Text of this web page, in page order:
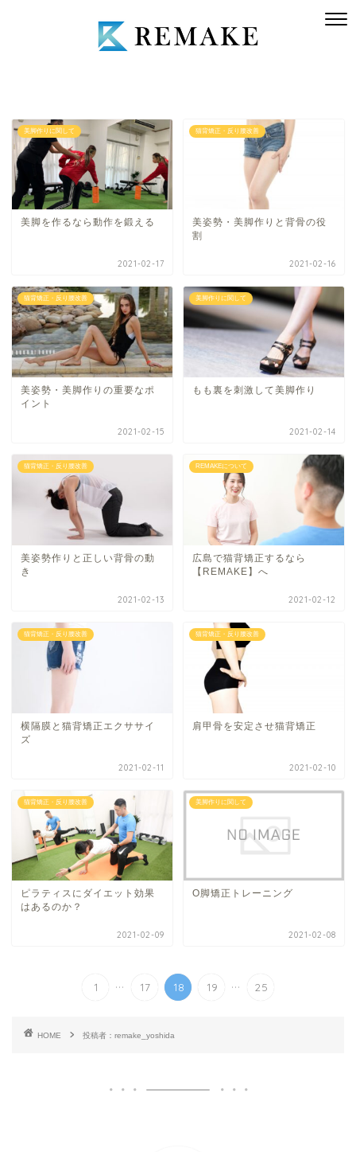
美脚作りに関して
美脚を作るなら動作を鍛える
2021-02-17
猫背矯正・反り腰改善
美姿勢・美脚作りと背骨の役
割
2021-02-16
猫背矯正・反り腰改善
美姿勢・美脚作りの重要なポ
イント
2021-02-15
美脚作りに関して
もも裏を刺激して美脚作り
2021-02-14
猫背矯正・反り腰改善
美姿勢作りと正しい背骨の動
き
2021-02-13
REMAKEについて
広島で猫背矯正するなら
【REMAKE】へ
2021-02-12
猫背矯正・反り腰改善
横隔膜と猫背矯正エクササイ
ズ
2021-02-11
猫背矯正・反り腰改善
肩甲骨を安定させ猫背矯正
2021-02-10
猫背矯正・反り腰改善
ピラティスにダイエット効果
はあるのか？
2021-02-09
美脚作りに関して
O脚矯正トレーニング
2021-02-08
1 ... 17 18 19 ... 25
HOME 投稿者：remake_yoshida